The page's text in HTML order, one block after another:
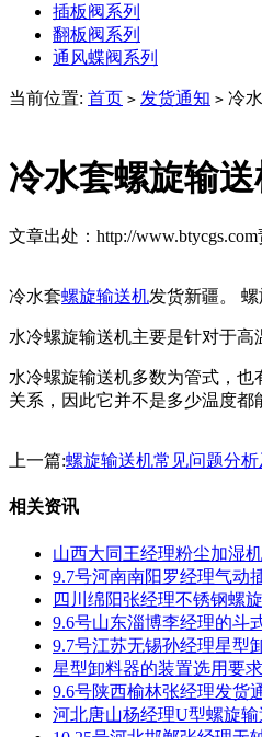
插板阀系列
翻板阀系列
通风蝶阀系列
当前位置: 首页 > 发货通知 > 冷
冷水套螺旋输
文章出处：http://www.btycgs.com
冷水套螺旋输送机发货新疆。
水冷螺旋输送机主要是针对于
水冷螺旋输送机多数为管式，
关系，因此它并不是多少温度都
上一篇:螺旋输送机常见问题分
相关资讯
山西大同王经理粉尘加湿
9.7号河南南阳罗经理气动
四川绵阳张经理不锈钢螺
9.6号山东淄博李经理的斗
9.7号江苏无锡孙经理星型
星型卸料器的装置选用要求
9.6号陕西榆林张经理发货
河北唐山杨经理U型螺旋